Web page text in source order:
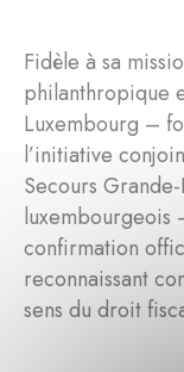
Fidèle à sa
philanthropique
Luxembourg –
l’initiative
Secours
luxembourgeois
confirmation
reconnaissant
sens du droit